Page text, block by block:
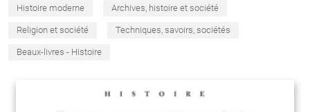
Histoire moderne Archives, histoire et société
Religion et société Techniques, savoirs, sociétés
Beaux-livres - Histoire